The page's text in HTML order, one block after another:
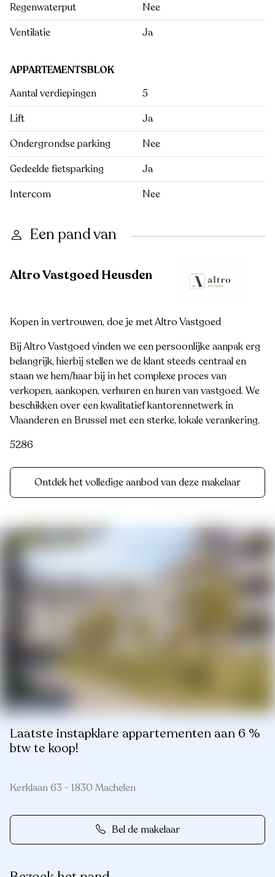
Regenwaterput
Nee
Ventilatie
Ja
APPARTEMENTSBLOK
Aantal verdiepingen
5
Lift
Ja
Ondergrondse parking
Nee
Gedeelde fietsparking
Ja
Intercom
Nee
Een pand van
Altro Vastgoed Heusden
Kopen in vertrouwen, doe je met Altro Vastgoed
Bij Altro Vastgoed vinden we een persoonlijke aanpak erg
belangrijk, hierbij stellen we de klant steeds centraal en
staan we hem/haar bij in het complexe proces van
verkopen, aankopen, verhuren en huren van vastgoed. We
beschikken over een kwalitatief kantorennetwerk in
Vlaanderen en Brussel met een sterke, lokale verankering.
5286
Ontdek het volledige aanbod van deze makelaar
Laatste instapklare appartementen aan 6 %
btw te koop!
Kerklaan 63 - 1830 Machelen
Bel de makelaar